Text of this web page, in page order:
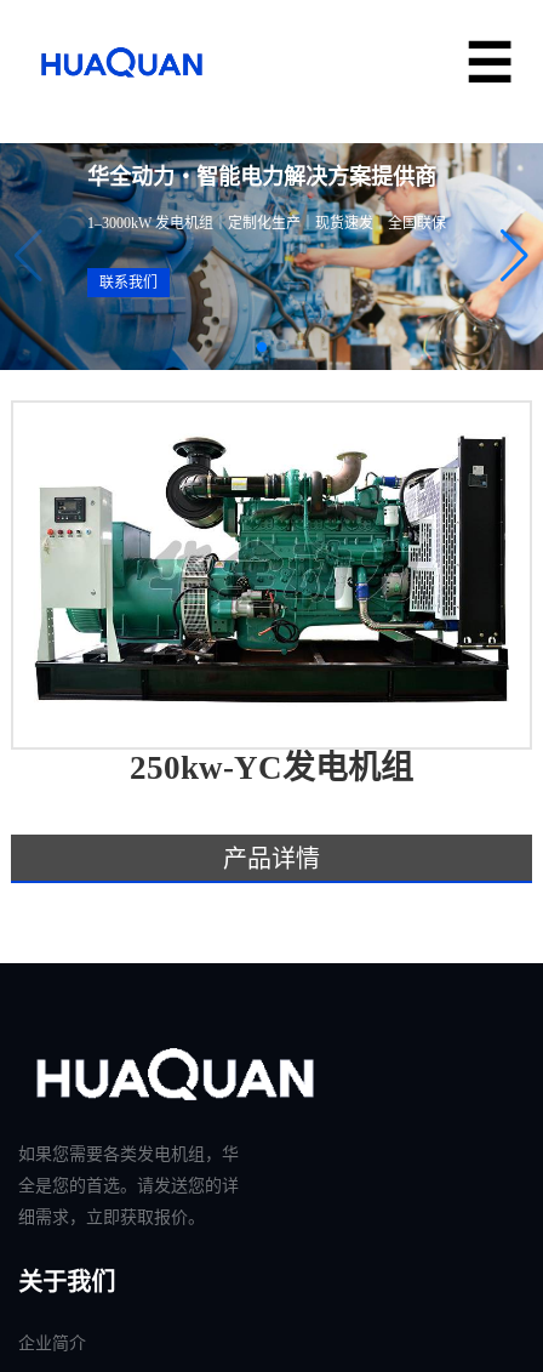
华全动力・智能电力解决方案提供商
1–3000kW 发电机组｜定制化生产｜现货速发｜全国联保
联系我们
250kw-YC发电机组
产品详情
如果您需要各类发电机组，华
全是您的首选。请发送您的详
细需求，立即获取报价。
关于我们
企业简介